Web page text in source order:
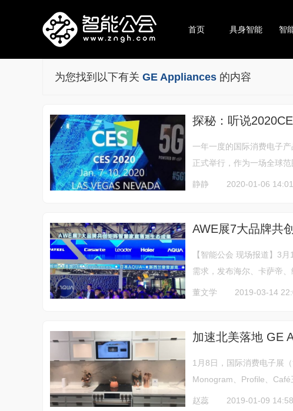
首页 具身智能 智
为您找到以下有关 GE Appliances 的内容
探秘：听说
一年一度的国际消费电子
正式举行，作为一场全球
静静 2020-01-06
AWE展7大品牌共
【智能公会 现场报道】3
需求，发布海尔、卡萨帝
董文学 2019-03-14
加速北美落地 GE
1月8日，国际消费电子展
Monogram、Profile、Café
赵蕊 2019-01-09